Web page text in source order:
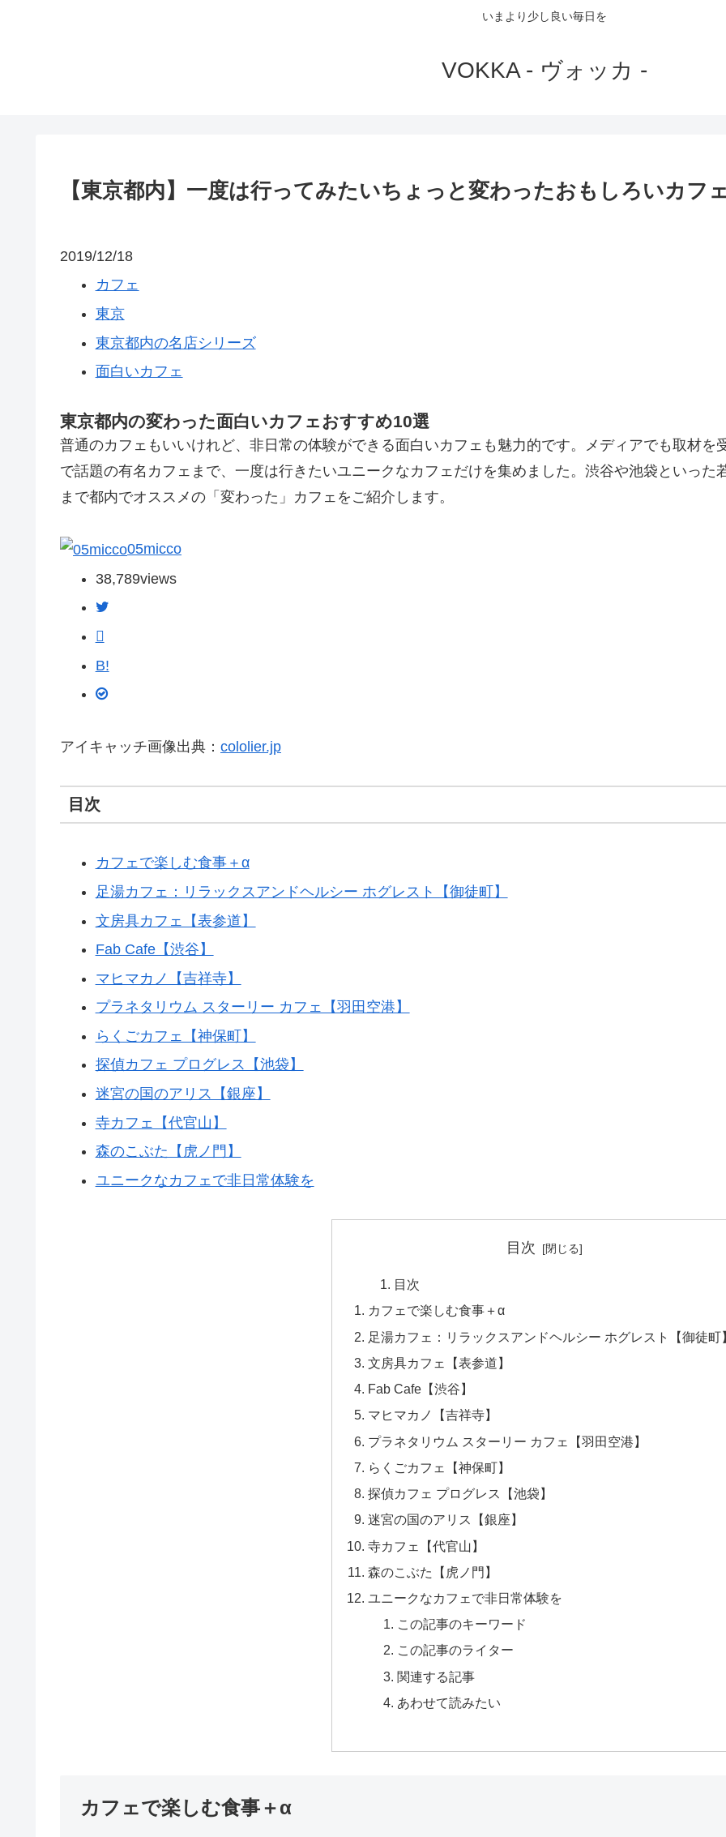
いまより少し良い毎日を
VOKKA - ヴォッカ -
【東京都内】一度は行ってみたいちょっと変わったおもしろいカフ
2019/12/18
カフェ
東京
東京都内の名店シリーズ
面白いカフェ
東京都内の変わった面白いカフェおすすめ10選
普通のカフェもいいけれど、非日常の体験ができる面白いカフェも魅力的です。メディアでも取材
で話題の有名カフェまで、一度は行きたいユニークなカフェだけを集めました。渋谷や池袋といっ
まで都内でオススメの「変わった」カフェをご紹介します。
05micco
38,789views
B!
アイキャッチ画像出典： cololier.jp
目次
カフェで楽しむ食事＋α
足湯カフェ：リラックスアンドヘルシー ホグレスト【御徒町】
文房具カフェ【表参道】
Fab Cafe【渋谷】
マヒマカノ【吉祥寺】
プラネタリウム スターリー カフェ【羽田空港】
らくごカフェ【神保町】
探偵カフェ プログレス【池袋】
迷宮の国のアリス【銀座】
寺カフェ【代官山】
森のこぶた【虎ノ門】
ユニークなカフェで非日常体験を
目次
目次
カフェで楽しむ食事＋α
足湯カフェ：リラックスアンドヘルシー ホグレスト【御徒町
文房具カフェ【表参道】
Fab Cafe【渋谷】
マヒマカノ【吉祥寺】
プラネタリウム スターリー カフェ【羽田空港】
らくごカフェ【神保町】
探偵カフェ プログレス【池袋】
迷宮の国のアリス【銀座】
寺カフェ【代官山】
森のこぶた【虎ノ門】
ユニークなカフェで非日常体験を
この記事のキーワード
この記事のライター
関連する記事
あわせて読みたい
カフェで楽しむ食事＋α